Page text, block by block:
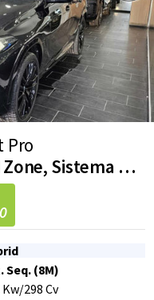
Pro
298cv,C.22", Clima auto 4 Zone, Sistema Soft-Close per portiere, Harman Kardon, Travel package, Tetto apribile
Seq. (8M)
Kw/298 Cv